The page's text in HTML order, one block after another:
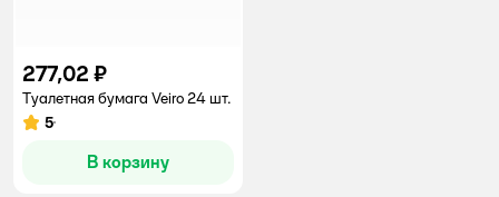
277,02 ₽
Туалетная бумага Veiro 24 шт.
Рейтинг:
5
В корзину